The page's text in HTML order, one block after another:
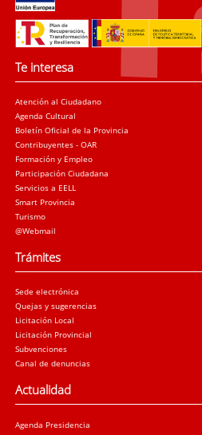
Te interesa
Atención al Ciudadano
Agenda Cultural
Boletín Oficial de la Provincia
Contribuyentes - OAR
Formación y Empleo
Participación Ciudadana
Servicios a EELL
Smart Provincia
Turismo
@Webmail
Trámites
Sede electrónica
Quejas y sugerencias
Licitación Local
Licitación Provincial
Subvenciones
Canal de denuncias
Actualidad
Agenda Presidencia